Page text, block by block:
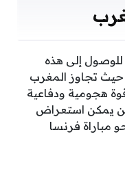
للوصول إلى هذه
حيث تجاوز المغرب
هجومية ودفاعية
يمكن استعراض
مباراة فرنسا